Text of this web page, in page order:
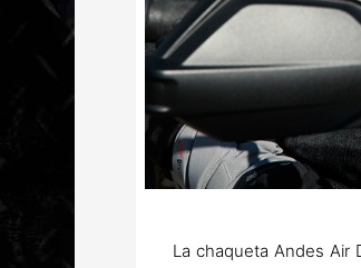
La chaqueta Andes Air